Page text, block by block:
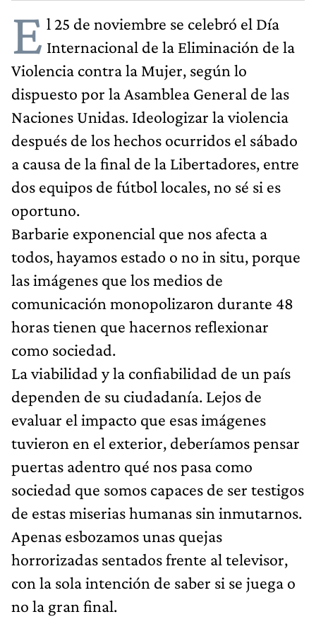
E l 25 de noviembre se celebró el Día
Internacional de la Eliminación de la
Violencia contra la Mujer, según lo
dispuesto por la Asamblea General de las
Naciones Unidas. Ideologizar la violencia
después de los hechos ocurridos el sábado
a causa de la final de la Libertadores, entre
dos equipos de fútbol locales, no sé si es
oportuno.
Barbarie exponencial que nos afecta a
todos, hayamos estado o no in situ, porque
las imágenes que los medios de
comunicación monopolizaron durante 48
horas tienen que hacernos reflexionar
como sociedad.
La viabilidad y la confiabilidad de un país
dependen de su ciudadanía. Lejos de
evaluar el impacto que esas imágenes
tuvieron en el exterior, deberíamos pensar
puertas adentro qué nos pasa como
sociedad que somos capaces de ser testigos
de estas miserias humanas sin inmutarnos.
Apenas esbozamos unas quejas
horrorizadas sentados frente al televisor,
con la sola intención de saber si se juega o
no la gran final.